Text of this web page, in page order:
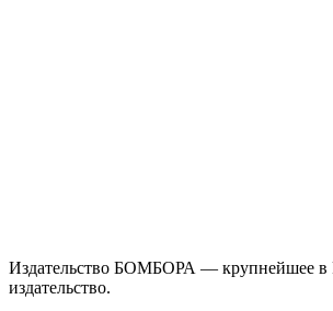
Издательство БОМБОРА — крупнейшее в
издательство.